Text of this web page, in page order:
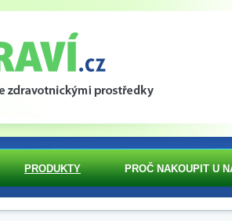
PRODUKTY PROČ NAKOUPIT U